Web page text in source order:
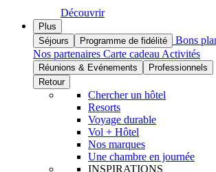
Découvrir
Plus
Séjours
Programme de fidélité Bons
Nos partenaires Carte cadeau Activités
Réunions & Evénements
Professionnels
Retour
Chercher un hôtel
Resorts
Voyage durable
Vol + Hôtel
Nos marques
Une chambre en journée
INSPIRATIONS